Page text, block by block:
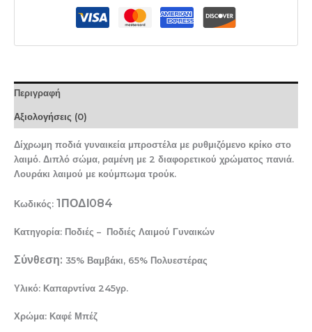
Περιγραφή
Αξιολογήσεις (0)
Δίχρωμη ποδιά γυναικεία μπροστέλα με ρυθμιζόμενο κρίκο στο
λαιμό. Διπλό σώμα, ραμένη με 2 διαφορετικού χρώματος πανιά.
Λουράκι λαιμού με κούμπωμα τρούκ.
Κωδικός: 1ΠΟΔΙ084
Κατηγορία: Ποδιές – Ποδιές Λαιμού Γυναικών
Σύνθεση: 35% Βαμβάκι, 65% Πολυεστέρας
Υλικό: Καπαρντίνα 245γρ.
Χρώμα: Καφέ Μπέζ